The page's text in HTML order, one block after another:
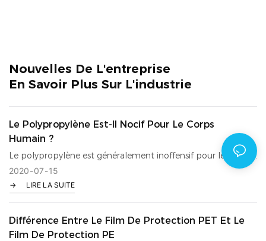
Nouvelles De L'entreprise
En Savoir Plus Sur L'industrie
Le Polypropylène Est-Il Nocif Pour Le Corps
Humain ?
Le polypropylène est généralement inoffensif pour le corps.
Le polypropylène est une sorte de plastique, les produits en
polypropylène sont généralement inoffensifs pour le corps,
mais si les produits sélectionnés ne répondent pas aux
normes, cela peut provoquer des allergies cutanées ou des
symptômes d'irritation respiratoire.
2020 07 15
LIRE LA SUITE
Différence Entre Le Film De Protection PET Et Le
Film De Protection PE